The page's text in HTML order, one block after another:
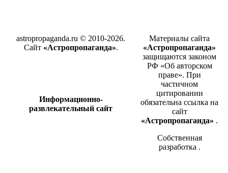
astropropaganda.ru © 2010-2026.
Сайт «Астропропаганда».
Информационно-
развлекательный сайт
Материалы сайта
«Астропропаганда»
защищаются законом
РФ «Об авторском
праве». При
частичном
цитировании
обязательна ссылка на
сайт
«Астропропаганда» .
Собственная
разработка .